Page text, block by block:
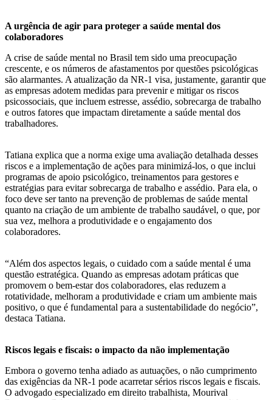
A urgência de agir para proteger a saúde mental dos
colaboradores
A crise de saúde mental no Brasil tem sido uma preocupação
crescente, e os números de afastamentos por questões psicológicas
são alarmantes. A atualização da NR-1 visa, justamente, garantir que
as empresas adotem medidas para prevenir e mitigar os riscos
psicossociais, que incluem estresse, assédio, sobrecarga de trabalho
e outros fatores que impactam diretamente a saúde mental dos
trabalhadores.
Tatiana explica que a norma exige uma avaliação detalhada desses
riscos e a implementação de ações para minimizá-los, o que inclui
programas de apoio psicológico, treinamentos para gestores e
estratégias para evitar sobrecarga de trabalho e assédio. Para ela, o
foco deve ser tanto na prevenção de problemas de saúde mental
quanto na criação de um ambiente de trabalho saudável, o que, por
sua vez, melhora a produtividade e o engajamento dos
colaboradores.
“Além dos aspectos legais, o cuidado com a saúde mental é uma
questão estratégica. Quando as empresas adotam práticas que
promovem o bem-estar dos colaboradores, elas reduzem a
rotatividade, melhoram a produtividade e criam um ambiente mais
positivo, o que é fundamental para a sustentabilidade do negócio”,
destaca Tatiana.
Riscos legais e fiscais: o impacto da não implementação
Embora o governo tenha adiado as autuações, o não cumprimento
das exigências da NR-1 pode acarretar sérios riscos legais e fiscais.
O advogado especializado em direito trabalhista, Mourival